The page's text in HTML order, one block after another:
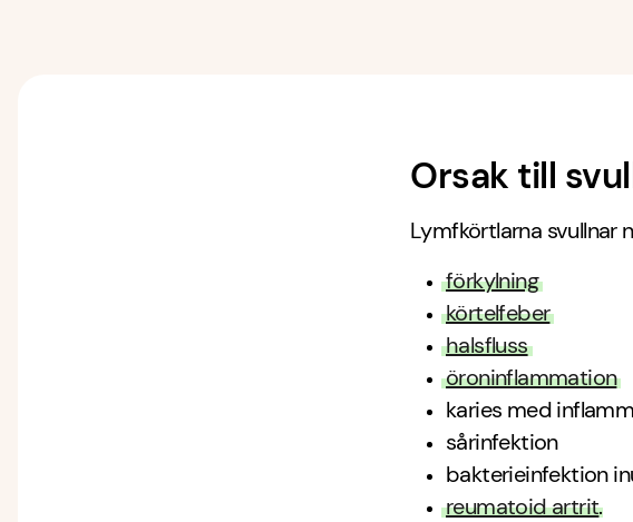
Orsak till
Lymfkörtlarna svullnar
förkylning
körtelfeber
halsfluss
öroninflammation
karies med
sårinfektion
bakterieinfektion
reumatoid artrit.